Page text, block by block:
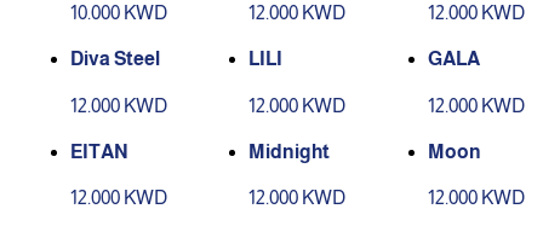
10.000 KWD 12.000 KWD 12.000 KWD
Diva Steel
12.000 KWD
LILI
12.000 KWD
GALA
12.000 KWD
EITAN
12.000 KWD
Midnight
12.000 KWD
Moon
12.000 KWD